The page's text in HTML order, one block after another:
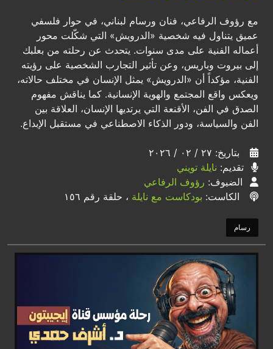
مع رؤوف الرفاعي، فنان ورسام لبناني، في حوار فلسفي
عميق يتناول فيه شخصية «الدرويش» التي شكّلت محور
أعماله الفنية على مدى سنوات. يتحدث عن رحلته من بعلبك
إلى بيروت وباريس، وعن تأثير التجارب الشخصية على رؤيته
الفنية، مؤكداً أن «الدرويش» يمثل الإنسان في مختلف حالاته،
ويعكس واقع المجتمع والهوية الإنسانية. كما يناقش مفهوم
الصدق في الفن، الأقنعة التي يرتديها الإنسان، العلاقة بين
الفن والسياسة، ودور الذكاء الاصطناعي في مستقبل الإبداع.
بتاريخ: ٢٧ / ٠٢ / ٢٠٢٦
تقديم: نايلة تويني
الضيوف: رؤوف الرفاعي
الكاست: بودكاست مع نايلة ، حلقة رقم ١٥٦
رسام